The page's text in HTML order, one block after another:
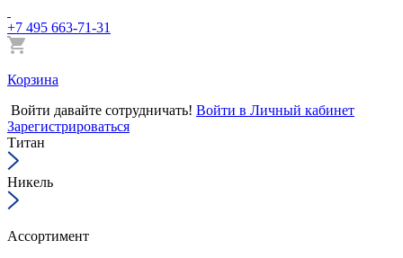
+7 495 663-71-31
Корзина
Войти давайте сотрудничать! Войти в Личный кабинет
Зарегистрироваться
Титан
Никель
Ассортимент